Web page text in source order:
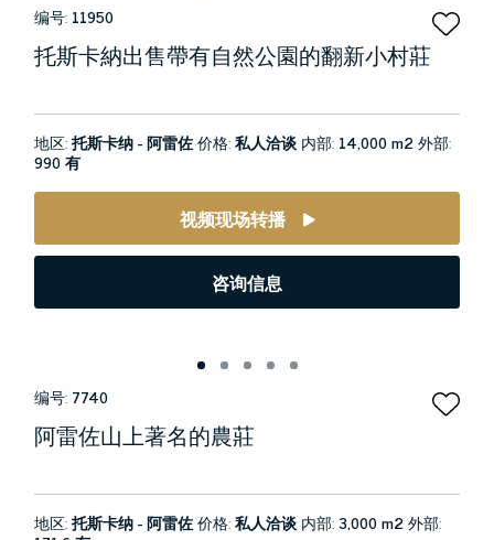
编号: 11950
托斯卡納出售帶有自然公園的翻新小村莊
地区:托斯卡纳 - 阿雷佐价格:私人洽谈 内部: 14,000 m2外部:
990 有
视频现场转播
咨询信息
编号: 7740
阿雷佐山上著名的農莊
地区:托斯卡纳 - 阿雷佐价格:私人洽谈 内部:3,000 m2外部: